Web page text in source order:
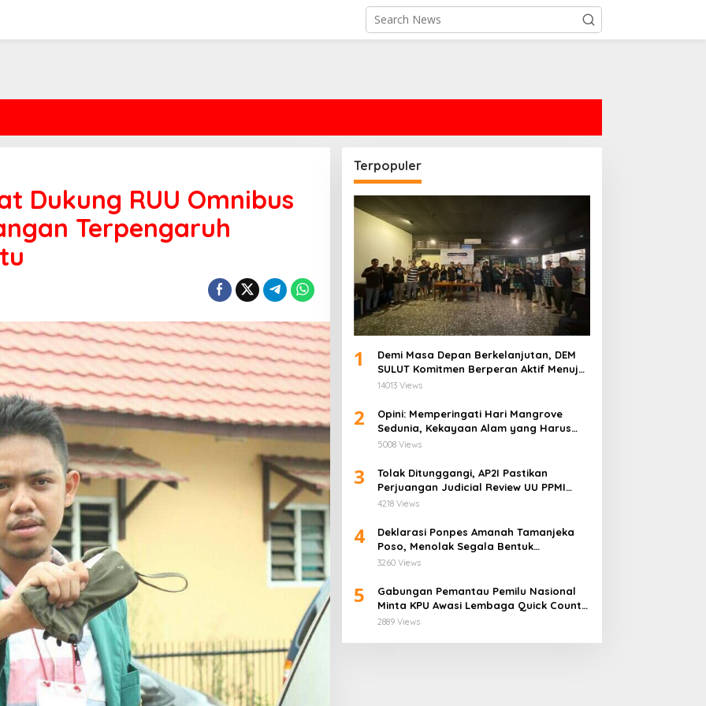
Dukung RUU Omnibus
Terpengaruh
Terpopuler
1
Demi Masa Depan Berkelanjutan, DEM
SULUT Komitmen Berperan Aktif Menuju
Era Energi Terbarukan di Sulawesi Utara
14013 Views
2
Opini: Memperingati Hari Mangrove
Sedunia, Kekayaan Alam yang Harus
Dijaga
5008 Views
3
Tolak Ditunggangi, AP2I Pastikan
Perjuangan Judicial Review UU PPMI
Demi Anggota Bukan Politis
4218 Views
4
Deklarasi Ponpes Amanah Tamanjeka
Poso, Menolak Segala Bentuk
Radikalisme dan Terorisme
3260 Views
5
Gabungan Pemantau Pemilu Nasional
Minta KPU Awasi Lembaga Quick Count
Lebih Ketat
2889 Views